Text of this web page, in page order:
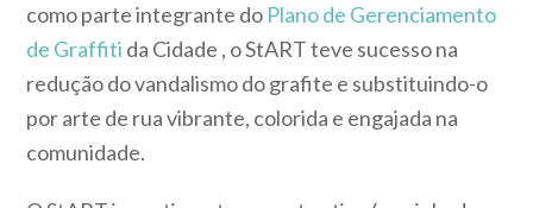
como parte integrante do Plano de Gerenciamento
de Graffiti da Cidade , o StART teve sucesso na
redução do vandalismo do grafite e substituindo-o
por arte de rua vibrante, colorida e engajada na
comunidade.